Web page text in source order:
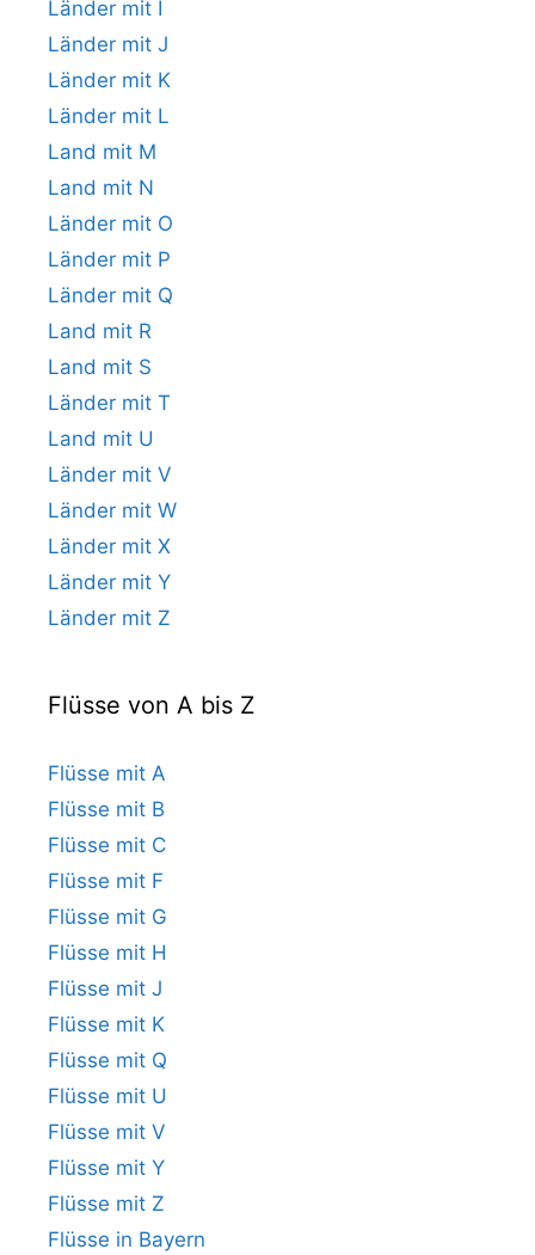
Länder mit I
Länder mit J
Länder mit K
Länder mit L
Land mit M
Land mit N
Länder mit O
Länder mit P
Länder mit Q
Land mit R
Land mit S
Länder mit T
Land mit U
Länder mit V
Länder mit W
Länder mit X
Länder mit Y
Länder mit Z
Flüsse von A bis Z
Flüsse mit A
Flüsse mit B
Flüsse mit C
Flüsse mit F
Flüsse mit G
Flüsse mit H
Flüsse mit J
Flüsse mit K
Flüsse mit Q
Flüsse mit U
Flüsse mit V
Flüsse mit Y
Flüsse mit Z
Flüsse in Bayern